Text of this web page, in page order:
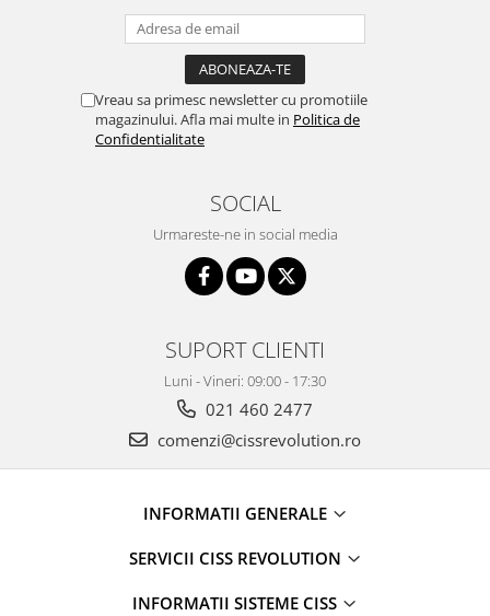
Vreau sa primesc newsletter cu promotiile
magazinului. Afla mai multe in Politica de
Confidentialitate
SOCIAL
Urmareste-ne in social media
SUPORT CLIENTI
Luni - Vineri: 09:00 - 17:30
021 460 2477
comenzi@cissrevolution.ro
INFORMATII GENERALE
SERVICII CISS REVOLUTION
INFORMATII SISTEME CISS